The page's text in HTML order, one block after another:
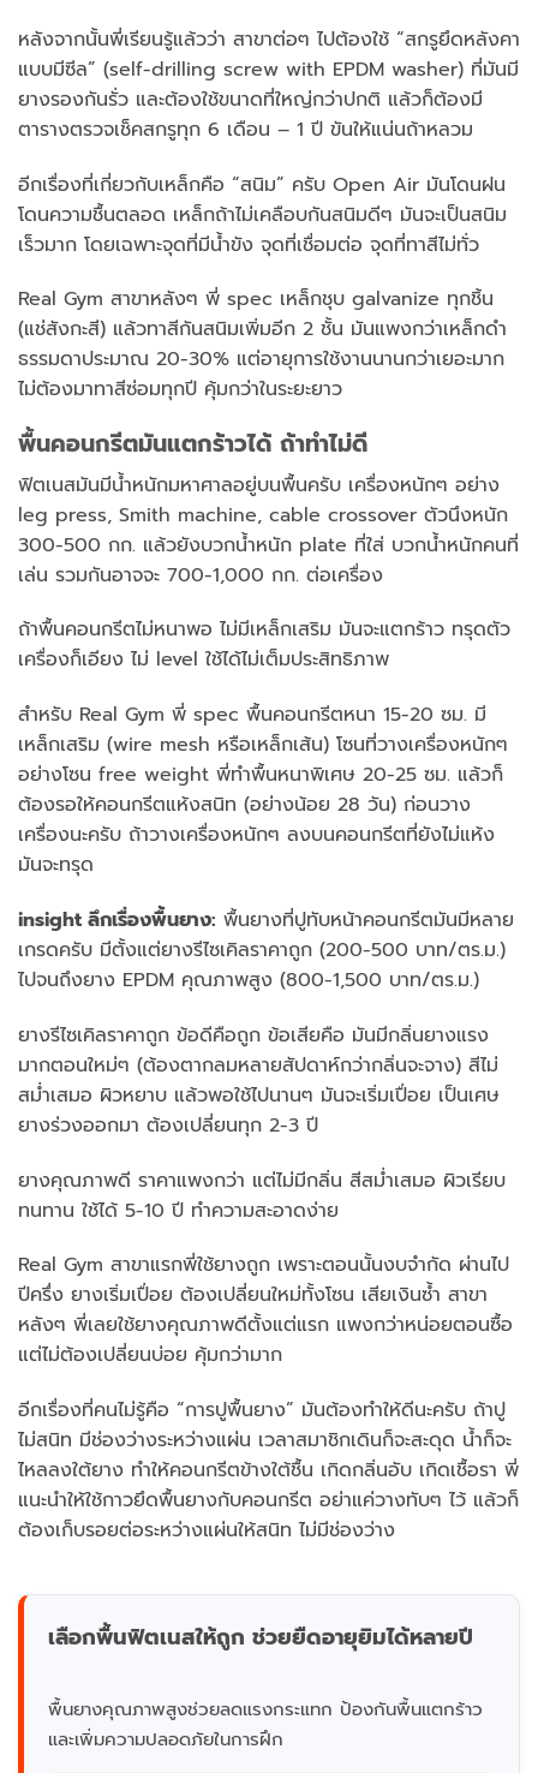
หลังจากนั้นพี่เรียนรู้แล้วว่า สาขาต่อๆ ไปต้องใช้ “สกรูยึดหลังคา
แบบมีซีล” (self-drilling screw with EPDM washer) ที่มันมี
ยางรองกันรั่ว และต้องใช้ขนาดที่ใหญ่กว่าปกติ แล้วก็ต้องมี
ตารางตรวจเช็คสกรูทุก 6 เดือน – 1 ปี ขันให้แน่นถ้าหลวม
อีกเรื่องที่เกี่ยวกับเหล็กคือ “สนิม” ครับ Open Air มันโดนฝน
โดนความชื้นตลอด เหล็กถ้าไม่เคลือบกันสนิมดีๆ มันจะเป็นสนิม
เร็วมาก โดยเฉพาะจุดที่มีน้ำขัง จุดที่เชื่อมต่อ จุดที่ทาสีไม่ทั่ว
Real Gym สาขาหลังๆ พี่ spec เหล็กชุบ galvanize ทุกชิ้น
(แช่สังกะสี) แล้วทาสีกันสนิมเพิ่มอีก 2 ชั้น มันแพงกว่าเหล็กดำ
ธรรมดาประมาณ 20-30% แต่อายุการใช้งานนานกว่าเยอะมาก
ไม่ต้องมาทาสีซ่อมทุกปี คุ้มกว่าในระยะยาว
พื้นคอนกรีตมันแตกร้าวได้ ถ้าทำไม่ดี
ฟิตเนสมันมีน้ำหนักมหาศาลอยู่บนพื้นครับ เครื่องหนักๆ อย่าง
leg press, Smith machine, cable crossover ตัวนึงหนัก
300-500 กก. แล้วยังบวกน้ำหนัก plate ที่ใส่ บวกน้ำหนักคนที่
เล่น รวมกันอาจจะ 700-1,000 กก. ต่อเครื่อง
ถ้าพื้นคอนกรีตไม่หนาพอ ไม่มีเหล็กเสริม มันจะแตกร้าว ทรุดตัว
เครื่องก็เอียง ไม่ level ใช้ได้ไม่เต็มประสิทธิภาพ
สำหรับ Real Gym พี่ spec พื้นคอนกรีตหนา 15-20 ซม. มี
เหล็กเสริม (wire mesh หรือเหล็กเส้น) โซนที่วางเครื่องหนักๆ
อย่างโซน free weight พี่ทำพื้นหนาพิเศษ 20-25 ซม. แล้วก็
ต้องรอให้คอนกรีตแห้งสนิท (อย่างน้อย 28 วัน) ก่อนวาง
เครื่องนะครับ ถ้าวางเครื่องหนักๆ ลงบนคอนกรีตที่ยังไม่แห้ง
มันจะทรุด
insight ลึกเรื่องพื้นยาง: พื้นยางที่ปูทับหน้าคอนกรีตมันมีหลาย
เกรดครับ มีตั้งแต่ยางรีไซเคิลราคาถูก (200-500 บาท/ตร.ม.)
ไปจนถึงยาง EPDM คุณภาพสูง (800-1,500 บาท/ตร.ม.)
ยางรีไซเคิลราคาถูก ข้อดีคือถูก ข้อเสียคือ มันมีกลิ่นยางแรง
มากตอนใหม่ๆ (ต้องตากลมหลายสัปดาห์กว่ากลิ่นจะจาง) สีไม่
สม่ำเสมอ ผิวหยาบ แล้วพอใช้ไปนานๆ มันจะเริ่มเปื่อย เป็นเศษ
ยางร่วงออกมา ต้องเปลี่ยนทุก 2-3 ปี
ยางคุณภาพดี ราคาแพงกว่า แต่ไม่มีกลิ่น สีสม่ำเสมอ ผิวเรียบ
ทนทาน ใช้ได้ 5-10 ปี ทำความสะอาดง่าย
Real Gym สาขาแรกพี่ใช้ยางถูก เพราะตอนนั้นงบจำกัด ผ่านไป
ปีครึ่ง ยางเริ่มเปื่อย ต้องเปลี่ยนใหม่ทั้งโซน เสียเงินซ้ำ สาขา
หลังๆ พี่เลยใช้ยางคุณภาพดีตั้งแต่แรก แพงกว่าหน่อยตอนซื้อ
แต่ไม่ต้องเปลี่ยนบ่อย คุ้มกว่ามาก
อีกเรื่องที่คนไม่รู้คือ “การปูพื้นยาง” มันต้องทำให้ดีนะครับ ถ้าปู
ไม่สนิท มีช่องว่างระหว่างแผ่น เวลาสมาชิกเดินก็จะสะดุด น้ำก็จะ
ไหลลงใต้ยาง ทำให้คอนกรีตข้างใต้ชื้น เกิดกลิ่นอับ เกิดเชื้อรา พี่
แนะนำให้ใช้กาวยึดพื้นยางกับคอนกรีต อย่าแค่วางทับๆ ไว้ แล้วก็
ต้องเก็บรอยต่อระหว่างแผ่นให้สนิท ไม่มีช่องว่าง
เลือกพื้นฟิตเนสให้ถูก ช่วยยืดอายุยิมได้หลายปี
พื้นยางคุณภาพสูงช่วยลดแรงกระแทก ป้องกันพื้นแตกร้าว
และเพิ่มความปลอดภัยในการฝึก